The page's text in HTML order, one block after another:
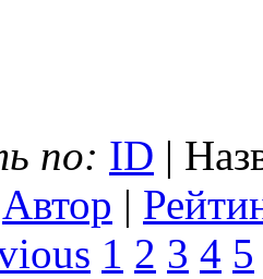
по: ID |
Автор |
1 2 3 4 5